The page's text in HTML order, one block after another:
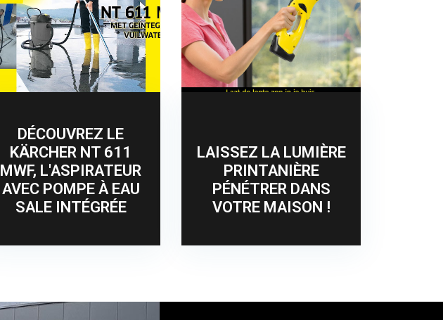
DÉCOUVREZ LE
KÄRCHER NT 611
MWF, L'ASPIRATEUR
AVEC POMPE À EAU
SALE INTÉGRÉE
LAISSEZ LA LUMIÈRE
PRINTANIÈRE
PÉNÉTRER DANS
VOTRE MAISON !